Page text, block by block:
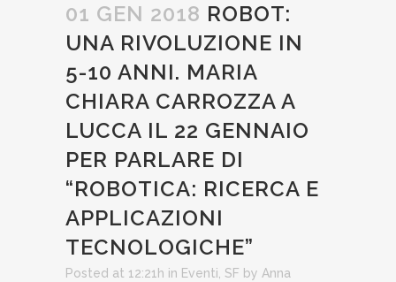
01 GEN 2018 ROBOT:
UNA RIVOLUZIONE IN
5-10 ANNI. MARIA
CHIARA CARROZZA A
LUCCA IL 22 GENNAIO
PER PARLARE DI
“ROBOTICA: RICERCA E
APPLICAZIONI
TECNOLOGICHE”
Posted at 12:21h in Eventi SF by Anna